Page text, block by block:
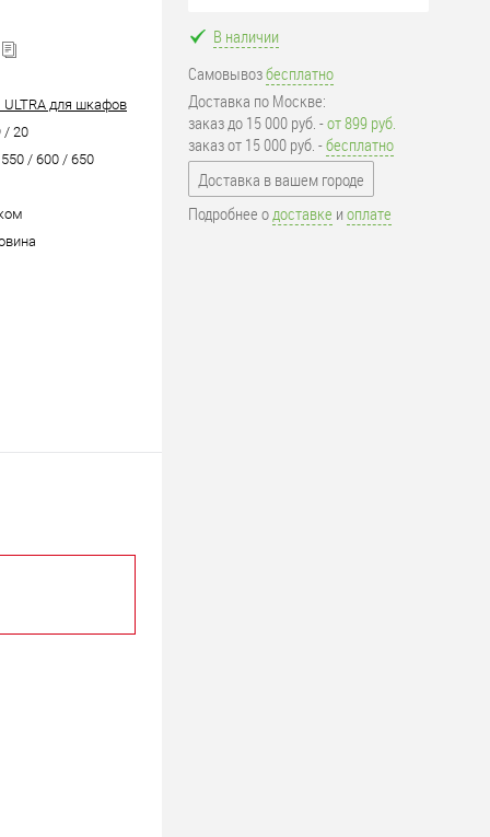
ULTRA для шкафов
/ 20
/ 600 / 650
В наличии
Самовывозбесплатно
Доставка по Москве:
заказ до 15 000 руб. -от 899 руб.
заказ от 15 000 руб. -бесплатно
Доставка в вашем городе
Подробнее одоставке и оплате